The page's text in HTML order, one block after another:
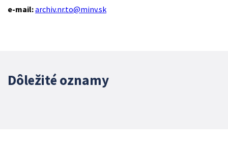
e-mail:archiv.nr.to@minv.sk
Dôležité oznamy